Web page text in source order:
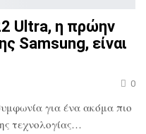
Ultra, η πρώην
Samsung, είναι
0
για ένα ακόμα πιο
τεχνολογίας…